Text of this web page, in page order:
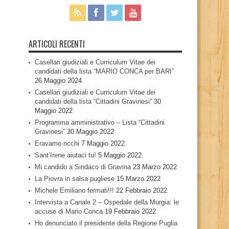
ARTICOLI RECENTI
Casellari giudiziali e Curriculum Vitae dei
candidati della lista “MARIO CONCA per BARI”
26 Maggio 2024
Casellari giudiziali e Curriculum Vitae dei
candidati della lista “Cittadini Gravinesi” 30
Maggio 2022
Programma amministrativo – Lista “Cittadini
Gravinesi” 30 Maggio 2022
Eravamo ricchi 7 Maggio 2022
Sant’Irene aiutaci tu! 5 Maggio 2022
Mi candido a Sindaco di Gravina 23 Marzo 2022
La Piovra in salsa pugliese 15 Marzo 2022
Michele Emiliano fermati!!! 22 Febbraio 2022
Intervista a Canale 2 – Ospedale della Murgia: le
accuse di Mario Conca 19 Febbraio 2022
Ho denunciato il presidente della Regione Puglia